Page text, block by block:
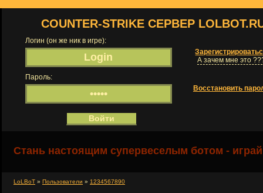
COUNTER-STRIKE СЕРВЕР
Логин (он же ник в игре):
А зачем мне это
Пароль:
Восстановить
Стань настоящим супервеселым ботом -
LoLBoT » Пользователи » 1234567890